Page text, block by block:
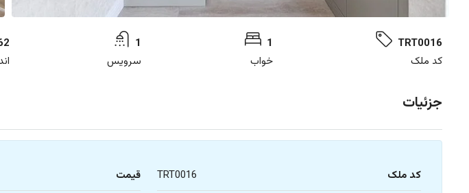
TRT0016
کد ملک
1
خواب
1
سرویس
62
جزئیات
کد ملک TRT0016 قیمت